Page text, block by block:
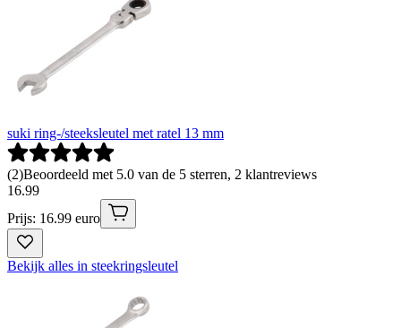
suki ring-/steeksleutel met ratel 13 mm
(2)Beoordeeld met 5.0 van de 5 sterren, 2 klantreviews
16.99
Prijs: 16.99 euro
Bekijk alles in steekringsleutel